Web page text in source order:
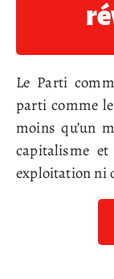
Le Parti
parti comme
moins qu’un
capitalisme et
exploitation ni